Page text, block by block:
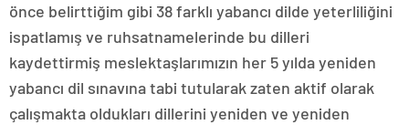
önce belirttiğim gibi 38 farklı yabancı dilde yeterliliğini
ispatlamış ve ruhsatnamelerinde bu dilleri
kaydettirmiş meslektaşlarımızın her 5 yılda yeniden
yabancı dil sınavına tabi tutularak zaten aktif olarak
çalışmakta oldukları dillerini yeniden ve yeniden